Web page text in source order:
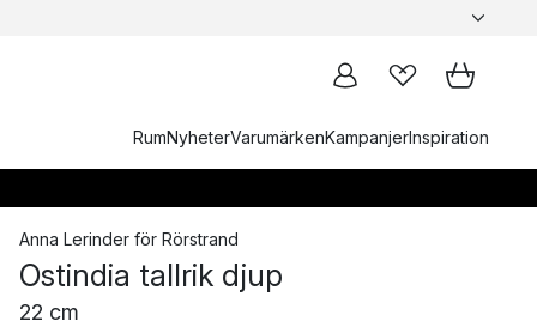
RumNyheterVarumärkenKampanjerInspiration
Anna Lerinder för Rörstrand
Ostindia tallrik djup
22 cm